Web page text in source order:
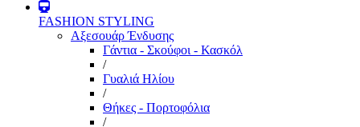
FASHION STYLING
Αξεσουάρ Ένδυσης
Γάντια - Σκούφοι - Κασκόλ
/
Γυαλιά Ηλίου
/
Θήκες - Πορτοφόλια
/